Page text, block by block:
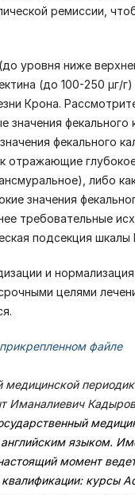
ремиссии,
уровня ниже
(до 100-250 μг/
Крона.
значения
фекального
отражающие
либо
значения
требовательные
подсекция
и
целями
файле
медицинской
Иманалиевич
языком.
момент
курсы